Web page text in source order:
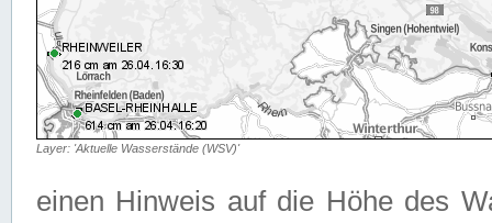
Layer: 'Aktuelle Wasserstände (WSV)'
einen Hinweis auf die Höhe des